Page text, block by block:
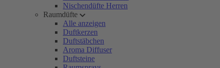
Nischendüfte Herren
Raumdüfte
Alle anzeigen
Duftkerzen
Duftstäbchen
Aroma Diffuser
Duftsteine